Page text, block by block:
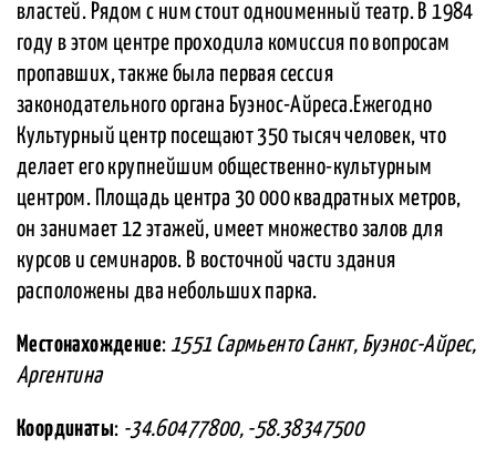
властей. Рядом с ним стоит одноименный театр. В 1984
году в этом центре проходила комиссия по вопросам
пропавших, также была первая сессия
законодательного органа Буэнос-Айреса.Ежегодно
Культурный центр посещают 350 тысяч человек, что
делает его крупнейшим общественно-культурным
центром. Площадь центра 30 000 квадратных метров,
он занимает 12 этажей, имеет множество залов для
курсов и семинаров. В восточной части здания
расположены два небольших парка.
Местонахождение: 1551 Сармьенто Санкт, Буэнос-Айрес,
Аргентина
Координаты: -34.60477800, -58.38347500